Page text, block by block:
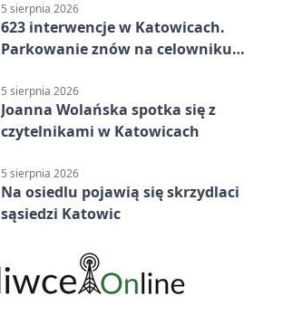
5 sierpnia 2026
623 interwencje w Katowicach.
Parkowanie znów na celowniku
5 sierpnia 2026
Joanna Wolańska spotka się z
czytelnikami w Katowicach
5 sierpnia 2026
Na osiedlu pojawią się skrzydlaci
sąsiedzi Katowic